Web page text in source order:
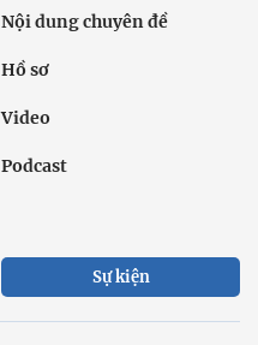
Nội dung chuyên đề
Hồ sơ
Video
Podcast
Sự kiện